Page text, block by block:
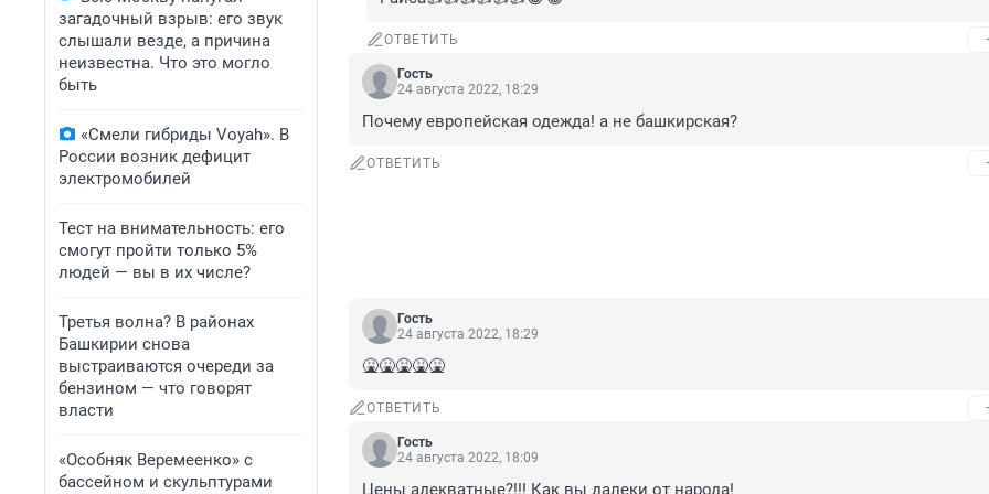
загадочный взрыв: его звук
слышали везде, а причина
неизвестна. Что это могло
быть
«Смели гибриды Voyah». В
России возник дефицит
электромобилей
Тест на внимательность: его
смогут пройти только 5%
людей — вы в их числе?
Третья волна? В районах
Башкирии снова
выстраиваются очереди за
бензином — что говорят
власти
«Особняк Веремеенко» с
бассейном и скульптурами
ОТВЕТИТЬ
Гость
24 августа 2022, 18:29
Почему европейская одежда! а не башкирская?
ОТВЕТИТЬ
Гость
24 августа 2022, 18:29
🤮🤮🤮🤮🤮
ОТВЕТИТЬ
Гость
24 августа 2022, 18:09
Цены адекватные?!!! Как вы далеки от народа!